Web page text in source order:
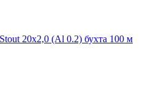
20х2,0 (Al 0.2) бухта 100 м